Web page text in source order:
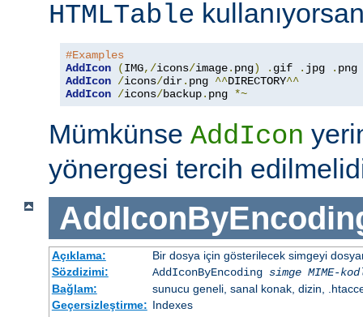
HTMLTable
#Examples
AddIcon
(IMG,/icons/image. png) . gif . jpg .
AddIcon /icons/dir. png ^^DIRECTORY^^
AddIcon /icons/backup. png *~
Mümkünse AddIcon
yönergesi tercih
Açıklama:
Bir dosya için gösterilecek simgeyi
Sözdizimi:
AddIconByEncoding simge MIME-
Bağlam:
sunucu geneli, sanal konak, dizin,
Geçersizleştirme: Indexes